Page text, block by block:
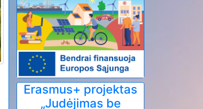
Erasmus+ projektas
„Judėjimas be